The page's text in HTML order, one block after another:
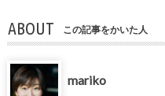
ABOUT この記事をかいた人
mariko